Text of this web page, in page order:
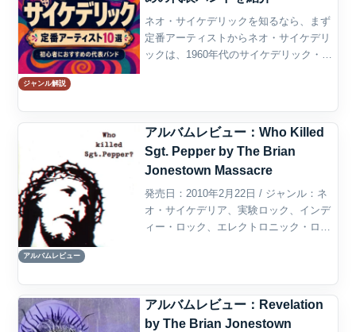
ジャンル解説
ネオ・サイケデリックを知るなら、まず
定番アーティストからネオ・サイケデリ
ックは、1960年代のサイケデリック・ロ
覚で再解釈してきたジ...
アルバムレビュー
アルバムレビュー：Who Killed
Sgt. Pepper by The Brian
Jonestown Massacre
発売日：2010年2月22日 / ジャンル：ネ
オ・サイケデリア、実験ロック、インデ
ィー・ロック、エレクトロニック・ロッ
アルバムレビュー：Revelation
by The Brian Jonestown